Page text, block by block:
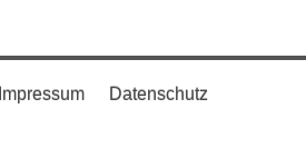
Impressum Datenschutz